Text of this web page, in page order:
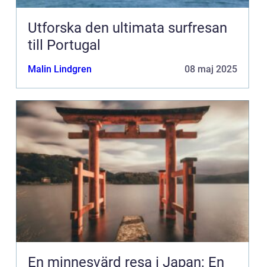
Utforska den ultimata surfresan
till Portugal
Malin Lindgren 08 maj 2025
En minnesvärd resa i Japan: En